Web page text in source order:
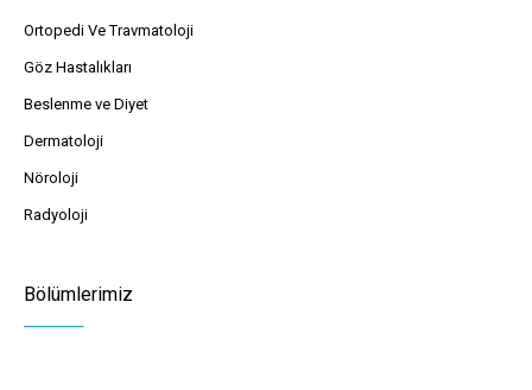
Ortopedi Ve Travmatoloji
Göz Hastalıkları
Beslenme ve Diyet
Dermatoloji
Nöroloji
Radyoloji
Bölümlerimiz